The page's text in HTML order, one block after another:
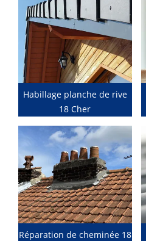
Habillage planche de rive
18 Cher
Réparation de cheminée 18